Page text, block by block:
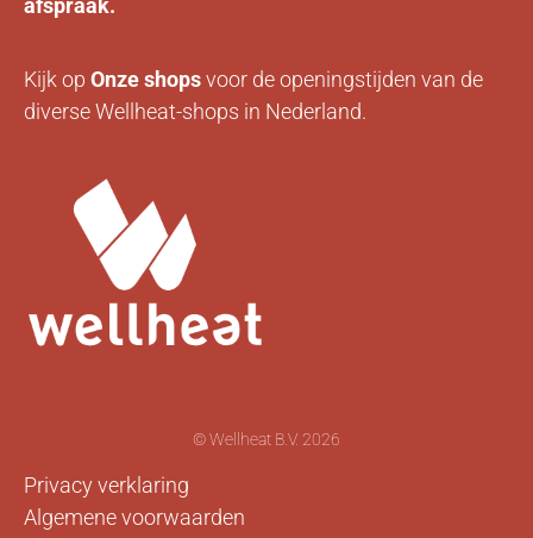
afspraak.
Kijk op Onzeshopsvoor de openingstijden van de
diverse Wellheat-shops in Nederland.
© Wellheat B.V. 2026
Privacy verklaring
Algemene voorwaarden